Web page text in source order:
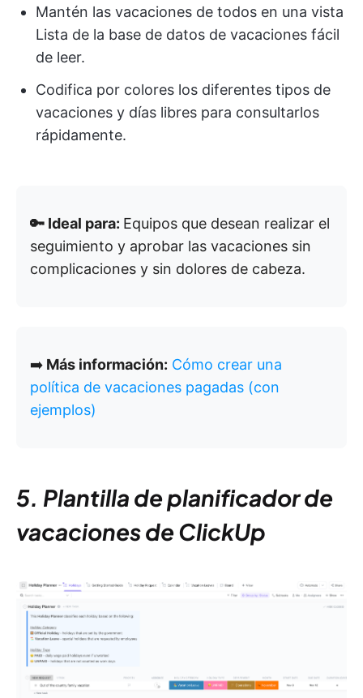
Mantén las vacaciones de todos en una vista
Lista de la base de datos de vacaciones fácil
de leer.
Codifica por colores los diferentes tipos de
vacaciones y días libres para consultarlos
rápidamente.
🔑 Ideal para: Equipos que desean realizar el
seguimiento y aprobar las vacaciones sin
complicaciones y sin dolores de cabeza.
➡️ Más información: Cómo crear una
política de vacaciones pagadas (con
ejemplos)
5. Plantilla de planificador de
vacaciones de ClickUp